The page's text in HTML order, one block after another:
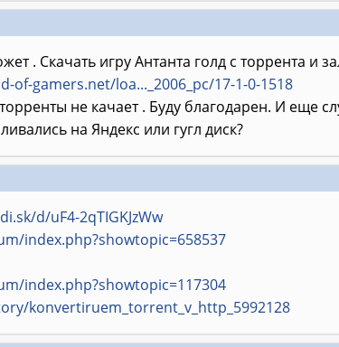
. Скачать игру Антанта голд с торрента и
of-gamers.net/loa..._2006_pc/17-1-0-1518
не качает . Буду благодарен. И еще
на Яндекс или гугл диск?
d/uF4-2qTIGKJzWw
index.php?showtopic=658537
index.php?showtopic=117304
konvertiruem_torrent_v_http_5992128